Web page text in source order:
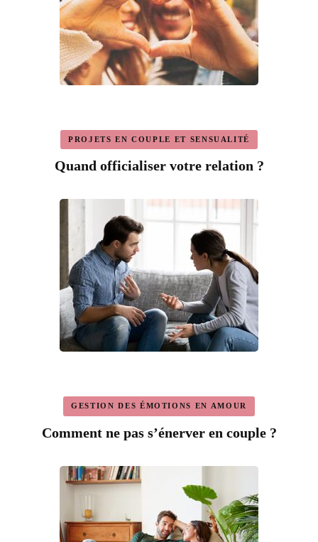
PROJETS EN COUPLE ET SENSUALITÉ
Quand officialiser votre relation ?
GESTION DES ÉMOTIONS EN AMOUR
Comment ne pas s’énerver en couple ?